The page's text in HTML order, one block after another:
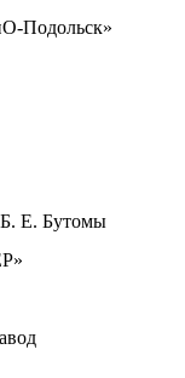
Подольск»
Б. Е. Бутомы